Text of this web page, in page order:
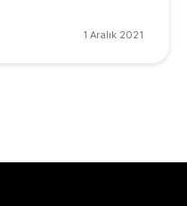
1 Aralık 2021